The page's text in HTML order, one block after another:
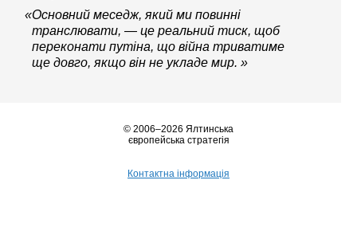
«Основний меседж, який ми повинні
транслювати, — це реальний тиск, щоб
переконати путіна, що війна триватиме
ще довго, якщо він не укладе мир. »
© 2006–2026 Ялтинська
європейська стратегія
Контактна інформація